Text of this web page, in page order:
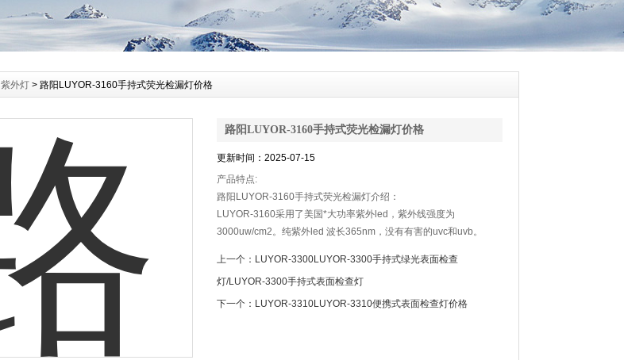
紫外灯 > 路阳LUYOR-3160手持式荧光检漏灯价格
路阳LUYOR-3160手持式荧光检漏灯价格
更新时间：2025-07-15
产品特点:
路阳LUYOR-3160手持式荧光检漏灯介绍：
LUYOR-3160采用了美国*大功率紫外led，紫外线强度为
3000uw/cm2。纯紫外led 波长365nm，没有有害的uvc和uvb。
光斑非常均匀。高能量锂电池充满电能连续工作3小时。
上一个： LUYOR-3300LUYOR-3300手持式绿光表面检查
灯/LUYOR-3300手持式表面检查灯
下一个： LUYOR-3310LUYOR-3310便携式表面检查灯价格